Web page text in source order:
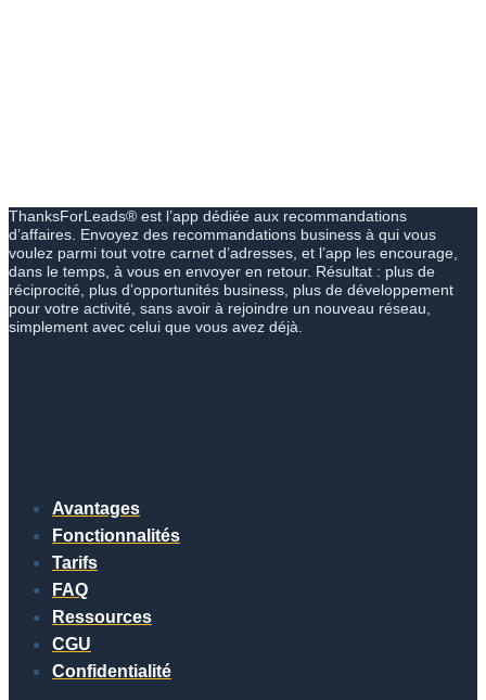
ThanksForLeads® est l’app dédiée aux recommandations
d’affaires. Envoyez des recommandations business à qui vous
voulez parmi tout votre carnet d’adresses, et l’app les encourage,
dans le temps, à vous en envoyer en retour. Résultat : plus de
réciprocité, plus d’opportunités business, plus de développement
pour votre activité, sans avoir à rejoindre un nouveau réseau,
simplement avec celui que vous avez déjà.
Avantages
Fonctionnalités
Tarifs
FAQ
Ressources
CGU
Confidentialité